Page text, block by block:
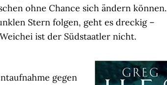
ohne Chance sich ändern können.
Stern folgen, geht es dreckig –
ist der Südstaatler nicht.
gegen